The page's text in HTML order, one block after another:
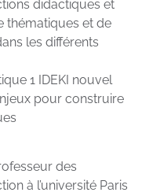
didactiques et
thématiques et de
les différents
1 IDEKI nouvel
pour construire
des
à l’université Paris